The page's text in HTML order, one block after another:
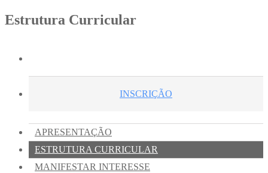
Estrutura Curricular
INSCRIÇÃO
APRESENTAÇÃO
ESTRUTURA CURRICULAR
MANIFESTAR INTERESSE